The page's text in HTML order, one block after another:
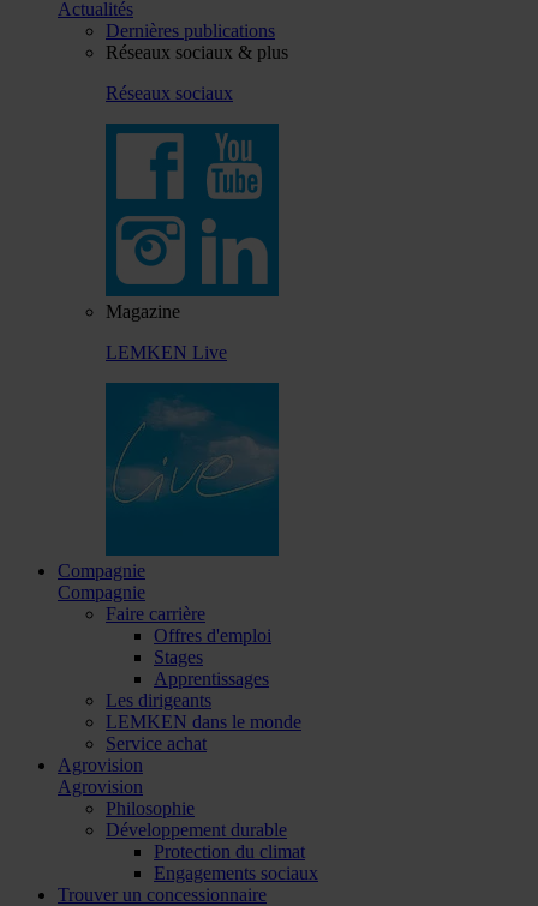
Actualités
Dernières publications
Réseaux sociaux & plus
Réseaux sociaux
Magazine
LEMKEN Live
Compagnie
Compagnie
Faire carrière
Offres d'emploi
Stages
Apprentissages
Les dirigeants
LEMKEN dans le monde
Service achat
Agrovision
Agrovision
Philosophie
Développement durable
Protection du climat
Engagements sociaux
Trouver un concessionnaire